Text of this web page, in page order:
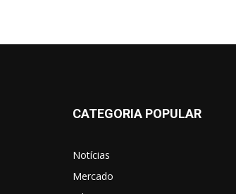
CATEGORIA POPULAR
Notícias
Mercado